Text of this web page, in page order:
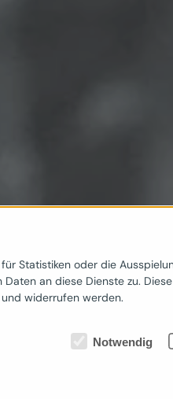
Statistiken oder die
an diese Dienste zu.
widerrufen werden.
Notwendig